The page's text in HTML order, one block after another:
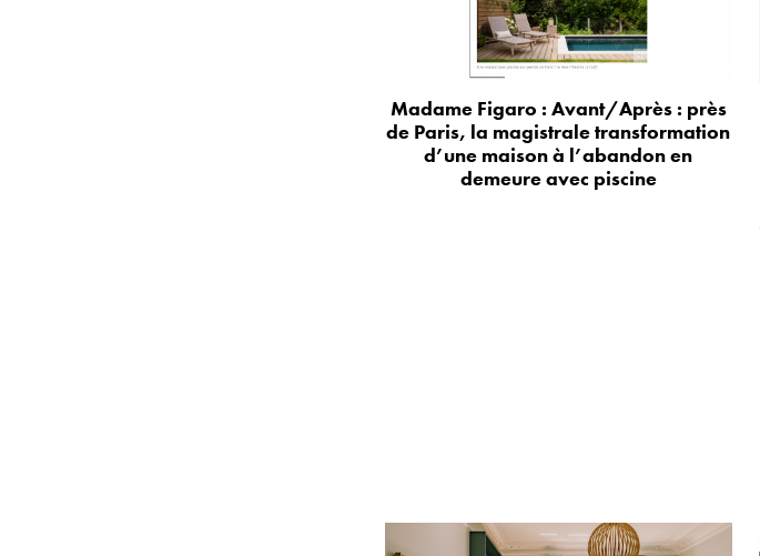
Madame Figaro : Avant/Après : près
de Paris, la magistrale transformation
d’une maison à l’abandon en
demeure avec piscine